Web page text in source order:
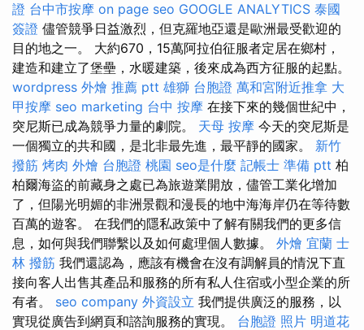
證 台中市按摩 on page seo GOOGLE ANALYTICS 泰國
簽證 儘管競爭日益激烈，但克羅地亞還是歐洲最受歡迎的
目的地之一。 大約670，15萬阿拉伯征服者定居在鄉村，
建造和建立了堡壘，水暖建築，後來成為西方征服的起點。
wordpress 外燴 推薦 ptt 雄獅 台胞證 萬和宮附近推拿 大
甲按摩 seo marketing 台中 按摩 在接下來的幾個世紀中，
突尼斯已成為競爭力量的劇院。 天母 按摩 今天的突尼斯是
一個獨立的共和國，是北非最先進，最平靜的國家。 新竹
撥筋 烤肉 外燴 台胞證 桃園 seo是什麼 記帳士 準備 ptt 柏
柏爾海盜的前藏身之處已為旅遊業開放，儘管工業化增加
了，但陽光明媚的非洲景觀和漫長的地中海海岸仍在等待數
百萬的遊客。 在我們的隱私政策中了解有關我們的更多信
息，如何與我們聯繫以及如何處理個人數據。 外燴 宜蘭 士
林 撥筋 我們還認為，應該有機會在沒有調解員的情況下直
接向客人出售其產品和服務的所有私人住宿或小型企業的所
有者。 seo company 外資設立 我們提供廣泛的服務，以
實現從廣告到網頁和諮詢服務的實現。 台胞證 照片 明道花